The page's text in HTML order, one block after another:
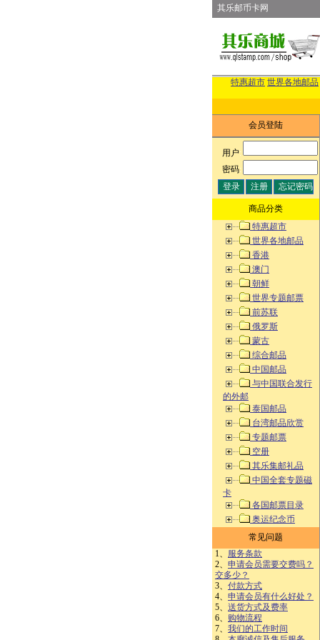
其乐邮币卡网
特惠超市 世界各地邮品
会员登陆
用户:
密码:
商品分类
特惠超市
世界各地邮品
香港
澳门
朝鲜
世界专题邮票
前苏联
俄罗斯
蒙古
综合邮品
中国邮品
与中国联合发行
的外邮
泰国邮品
台湾邮品欣赏
专题邮票
空册
其乐集邮礼品
中国全套专题磁
卡
各国邮票目录
奥运纪念币
常见问题
1、 服务条款
2、 申请会员需要交费吗？
交多少？
3、 付款方式
4、 申请会员有什么好处？
5、 送货方式及费率
6、 购物流程
7、 我们的工作时间